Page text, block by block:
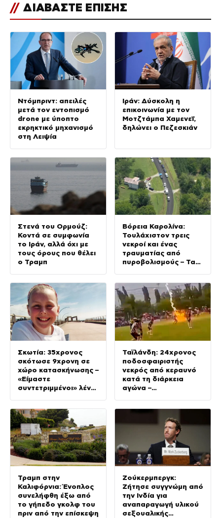
// ΔΙΑΒΑΣΤΕ ΕΠΙΣΗΣ
Ντόμπριντ: απειλές
μετά τον εντοπισμό
drone με ύποπτο
εκρηκτικό μηχανισμό
στη Λειψία
Ιράν: Δύσκολη η
επικοινωνία με τον
Μοτζτάμπα Χαμενεΐ,
δηλώνει ο Πεζεσκιάν
Στενά του Ορμούζ:
Κοντά σε συμφωνία
το Ιράν, αλλά όχι με
τους όρους που θέλει
ο Τραμπ
Βόρεια Καρολίνα:
Τουλάχιστον τρεις
νεκροί και ένας
τραυματίας από
πυροβολισμούς – Τα
Σκωτία: 35χρονος
σκότωσε 9χρονη σε
χώρο κατασκήνωσης –
«Είμαστε
συντετριμμένοι» λένε
Ταϊλάνδη: 24χρονος
ποδοσφαιριστής
νεκρός από κεραυνό
κατά τη διάρκεια
αγώνα –
Τραμπ στην
Καλιφόρνια: Ένοπλος
συνελήφθη έξω από
το γήπεδο γκολφ του
πριν από την επίσκεψη
Ζούκερμπεργκ:
Ζήτησε συγγνώμη από
την Ινδία για
αναπαραγωγή υλικού
σεξουαλικής